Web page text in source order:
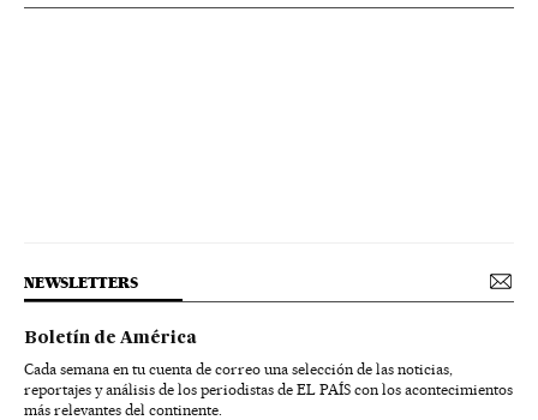
NEWSLETTERS
Boletín de América
Cada semana en tu cuenta de correo una selección de las noticias,
reportajes y análisis de los periodistas de EL PAÍS con los acontecimientos
más relevantes del continente.